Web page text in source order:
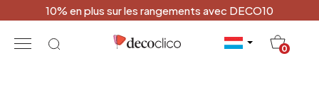
10% en plus sur les rangements avec DECO10
0